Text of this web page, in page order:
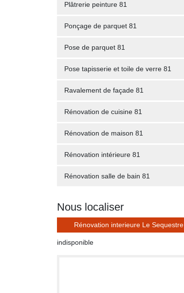
Plâtrerie peinture 81
Ponçage de parquet 81
Pose de parquet 81
Pose tapisserie et toile de verre 81
Ravalement de façade 81
Rénovation de cuisine 81
Rénovation de maison 81
Rénovation intérieure 81
Rénovation salle de bain 81
Nous localiser
Rénovation interieure Le Sequestre
indisponible